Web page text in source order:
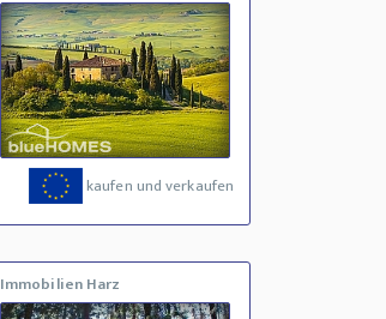
kaufen und verkaufen
Immobilien Harz